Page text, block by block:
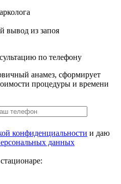
вывод из запоя
по телефону
анамез, сформирует
процедуры и времени
конфиденциальности и даю
данных